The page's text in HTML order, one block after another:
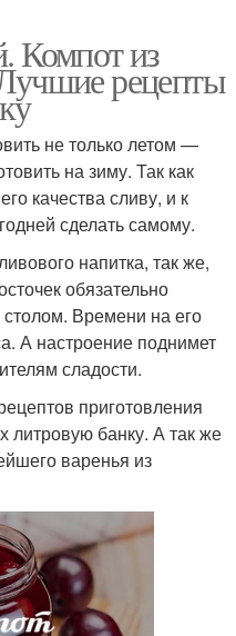
Компот из
рецепты
не только летом —
на зиму. Так как
качества сливу, и к
сделать самому.
напитка, так же,
обязательно
Времени на его
А настроение поднимет
сладости.
приготовления
литровую банку. А так же
варенья из